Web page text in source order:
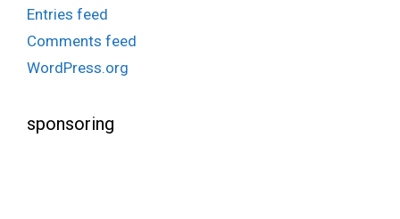
Entries feed
Comments feed
WordPress.org
sponsoring